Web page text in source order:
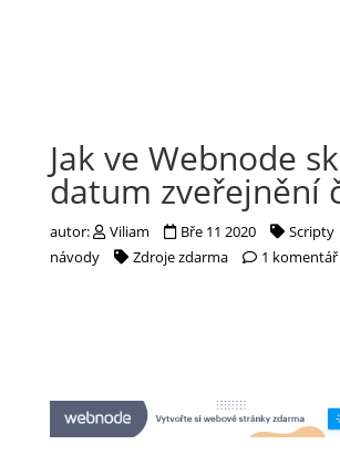
Jak ve Webnode
datum zveřejnění
autor: Viliam Bře 11 2020 Scripty
návody
Zdroje zdarma 1 komentář